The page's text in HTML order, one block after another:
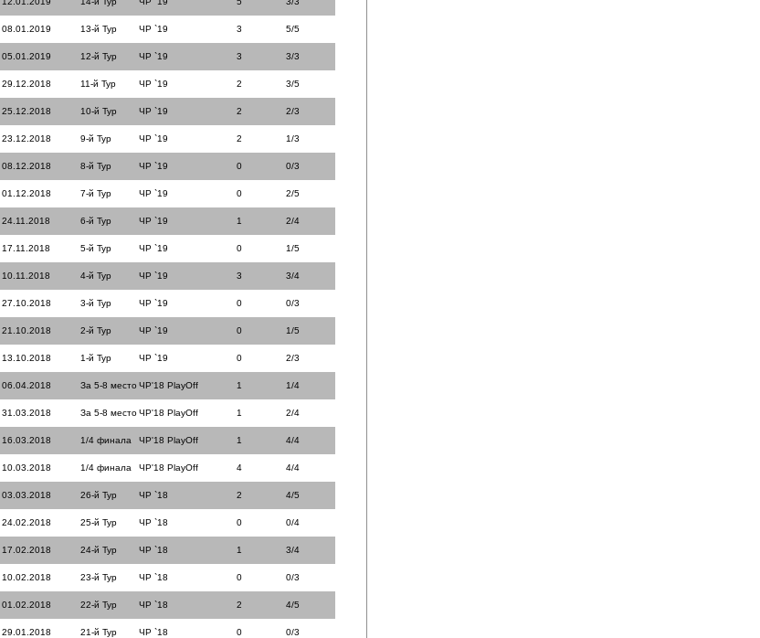
08.01.2019 13-й Тур ЧР `19 3 5/5
05.01.2019 12-й Тур ЧР `19 3 3/3
29.12.2018 11-й Тур ЧР `19 2 3/5
25.12.2018 10-й Тур ЧР `19 2 2/3
23.12.2018 9-й Тур ЧР `19 2 1/3
08.12.2018 8-й Тур ЧР `19 0 0/3
01.12.2018 7-й Тур ЧР `19 0 2/5
24.11.2018 6-й Тур ЧР `19 1 2/4
17.11.2018 5-й Тур ЧР `19 0 1/5
10.11.2018 4-й Тур ЧР `19 3 3/4
27.10.2018 3-й Тур ЧР `19 0 0/3
21.10.2018 2-й Тур ЧР `19 0 1/5
13.10.2018 1-й Тур ЧР `19 0 2/3
06.04.2018 За 5-8 место ЧР'18 PlayOff 1 1/4
31.03.2018 За 5-8 местоЧР'18 PlayOff 1 2/4
16.03.2018 1/4 финала ЧР'18 PlayOff 1 4/4
10.03.2018 1/4 финала ЧР'18 PlayOff 4 4/4
03.03.2018 26-й Тур ЧР `18 2 4/5
24.02.2018 25-й Тур ЧР `18 0 0/4
17.02.2018 24-й Тур ЧР `18 1 3/4
10.02.2018 23-й Тур ЧР `18 0 0/3
01.02.2018 22-й Тур ЧР `18 2 4/5
29.01.2018 21-й Тур ЧР `18 0 0/3